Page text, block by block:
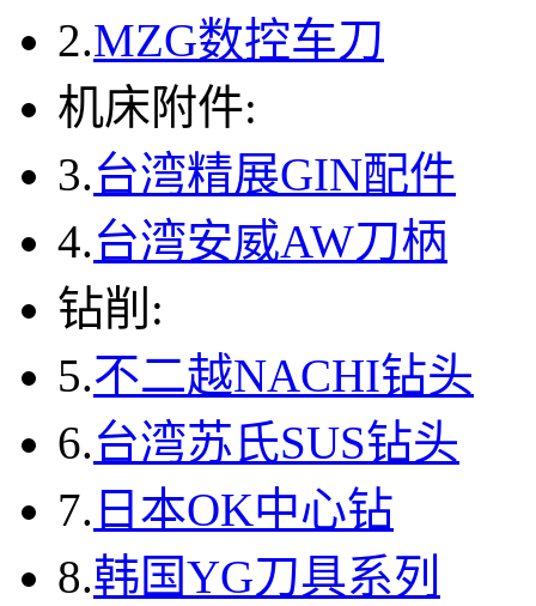
2.MZG数控车刀
机床附件:
3.台湾精展GIN配件
4.台湾安威AW刀柄
钻削:
5.不二越NACHI钻头
6.台湾苏氏SUS钻头
7. 日本OK中心钻
8.韩国YG刀具系列